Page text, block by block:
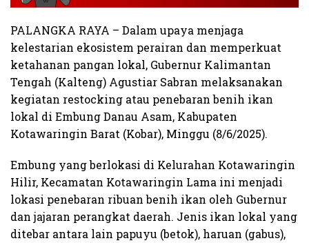
PALANGKA RAYA – Dalam upaya menjaga
kelestarian ekosistem perairan dan memperkuat
ketahanan pangan lokal, Gubernur Kalimantan
Tengah (Kalteng) Agustiar Sabran melaksanakan
kegiatan restocking atau penebaran benih ikan
lokal di Embung Danau Asam, Kabupaten
Kotawaringin Barat (Kobar), Minggu (8/6/2025).
Embung yang berlokasi di Kelurahan Kotawaringin
Hilir, Kecamatan Kotawaringin Lama ini menjadi
lokasi penebaran ribuan benih ikan oleh Gubernur
dan jajaran perangkat daerah. Jenis ikan lokal yang
ditebar antara lain papuyu (betok), haruan (gabus),